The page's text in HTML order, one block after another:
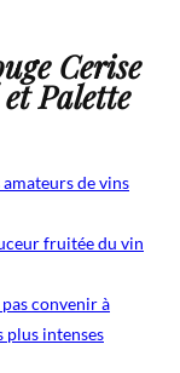
Cerise
Palette
de vins
fruitée du vin
convenir à
plus intenses